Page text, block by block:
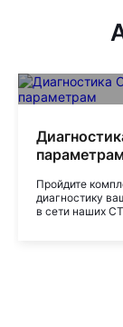
Пройдите
диагностику
в сети наших